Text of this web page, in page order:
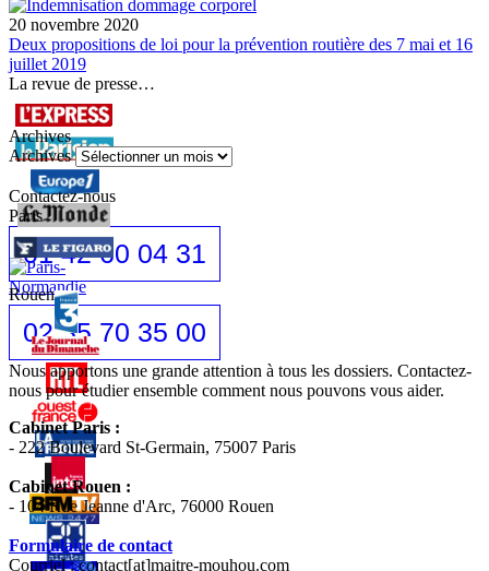
20 novembre 2020
Deux propositions de loi pour la prévention routière des 7 mai et 16
juillet 2019
La revue de presse…
Archives
Archives
Contactez-nous
Paris
01 42 60 04 31
Rouen
02 35 70 35 00
Nous apportons une grande attention à tous les dossiers. Contactez-
nous pour étudier ensemble comment nous pouvons vous aider.
Cabinet Paris :
- 222 Boulevard St-Germain, 75007 Paris
Cabinet Rouen :
- 104 Rue Jeanne d'Arc, 76000 Rouen
Formulaire de contact
Courriel : contact[at]maitre-mouhou.com